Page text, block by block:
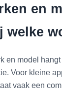
en
welke
en model
Voor kleine
vaak een